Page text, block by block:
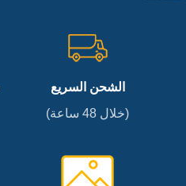
الشحن السريع
(خلال 48 ساعة)